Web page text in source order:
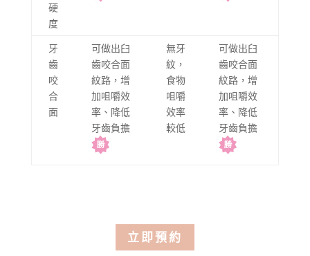
硬
度
牙
齒
咬
合
面
可做出臼
齒咬合面
紋路，增
加咀嚼效
率、降低
牙齒負擔
無牙
紋，
食物
咀嚼
效率
較低
可做出臼
齒咬合面
紋路，增
加咀嚼效
率、降低
牙齒負擔
立即預約